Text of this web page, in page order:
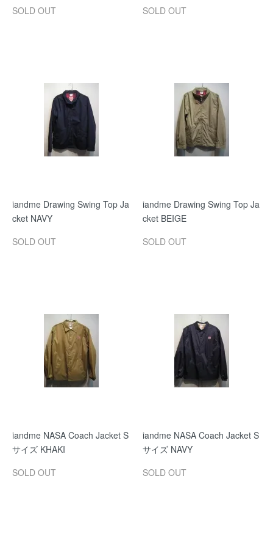
SOLD OUT
SOLD OUT
iandme Drawing Swing Top Ja
cket NAVY
SOLD OUT
iandme Drawing Swing Top Ja
cket BEIGE
SOLD OUT
iandme NASA Coach Jacket S
サイズ KHAKI
SOLD OUT
iandme NASA Coach Jacket S
サイズ NAVY
SOLD OUT